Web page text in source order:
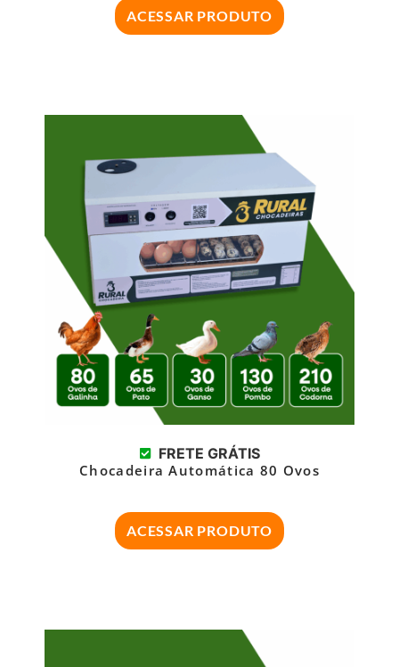
ACESSAR PRODUTO
FRETE GRÁTIS
Chocadeira Automática 80 Ovos
ACESSAR PRODUTO